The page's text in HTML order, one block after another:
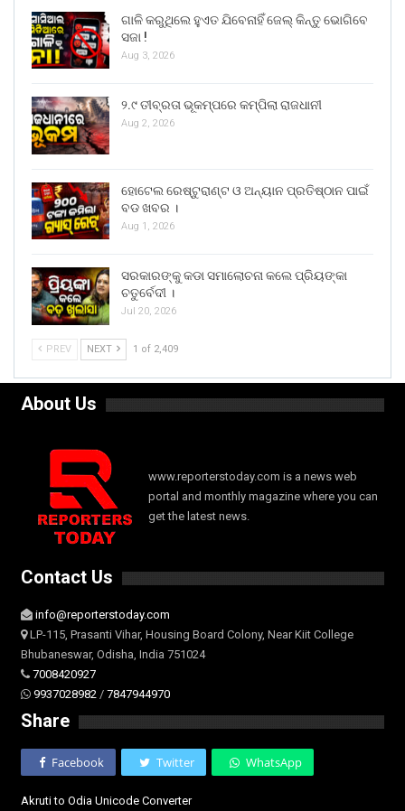
ଗାଳି କରୁଥିଲେ ହୁଏତ ଯିବେନାହିଁ ଜେଲ୍ କିନ୍ତୁ ଭୋଗିବେ
ସଜା !
Aug 3, 2026
୨.୯ ତୀବ୍ରତା ଭୂକମ୍ପରେ କମ୍ପିଲା ରାଜଧାନୀ
Aug 2, 2026
ହୋଟେଲ ରେଷ୍ଟୁରାଣ୍ଟ ଓ ଅନ୍ୟାନ ପ୍ରତିଷ୍ଠାନ ପାଇଁ
ବଡ ଖବର ।
Aug 1, 2026
ସରକାରଙ୍କୁ କଡା ସମାଲୋଚନା କଲେ ପ୍ରିୟଙ୍କା
ଚତୁର୍ବେଦୀ ।
Jul 20, 2026
PREV NEXT 1 of 2,409
About Us
www.reporterstoday.com is a news web
portal and monthly magazine where you can
get the latest news.
Contact Us
info@reporterstoday.com
LP-115, Prasanti Vihar, Housing Board Colony, Near Kiit College
Bhubaneswar, Odisha, India 751024
7008420927
9937028982 / 7847944970
Share
Facebook Twitter WhatsApp
Akruti to Odia Unicode Converter